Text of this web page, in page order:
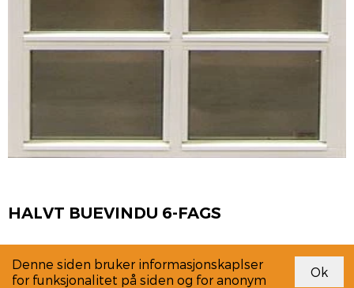
HALVT BUEVINDU 6-FAGS
Link
Denne siden bruker informasjonskaplser
for funksjonalitet på siden og for anonym